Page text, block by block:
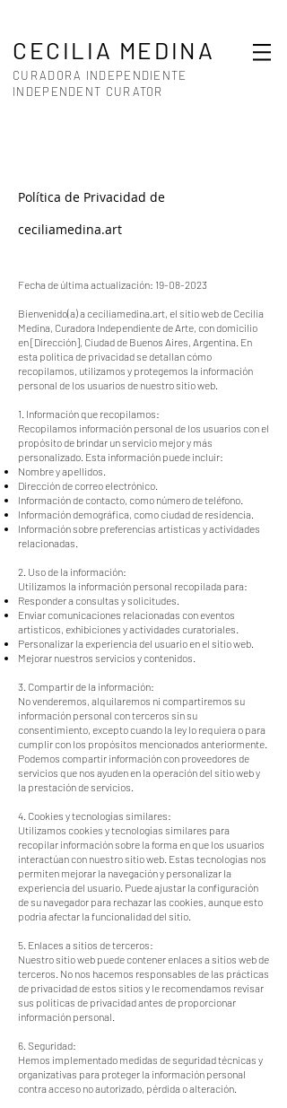
CECILIA MEDINA
CURADORA INDEPENDIENTE
INDEPENDENT CURATOR
Política de Privacidad de
ceciliamedina.art
Fecha de última actualización: 19-08-2023
Bienvenido(a) a ceciliamedina.art, el sitio web de Cecilia
Medina, Curadora Independiente de Arte, con domicilio
en [Dirección], Ciudad de Buenos Aires, Argentina. En
esta política de privacidad se detallan cómo
recopilamos, utilizamos y protegemos la información
personal de los usuarios de nuestro sitio web.
1. Información que recopilamos:
Recopilamos información personal de los usuarios con el
propósito de brindar un servicio mejor y más
personalizado. Esta información puede incluir:
Nombre y apellidos.
Dirección de correo electrónico.
Información de contacto, como número de teléfono.
Información demográfica, como ciudad de residencia.
Información sobre preferencias artísticas y actividades
relacionadas.
2. Uso de la información:
Utilizamos la información personal recopilada para:
Responder a consultas y solicitudes.
Enviar comunicaciones relacionadas con eventos
artísticos, exhibiciones y actividades curatoriales.
Personalizar la experiencia del usuario en el sitio web.
Mejorar nuestros servicios y contenidos.
3. Compartir de la información:
No venderemos, alquilaremos ni compartiremos su
información personal con terceros sin su
consentimiento, excepto cuando la ley lo requiera o para
cumplir con los propósitos mencionados anteriormente.
Podemos compartir información con proveedores de
servicios que nos ayuden en la operación del sitio web y
la prestación de servicios.
4. Cookies y tecnologías similares:
Utilizamos cookies y tecnologías similares para
recopilar información sobre la forma en que los usuarios
interactúan con nuestro sitio web. Estas tecnologías nos
permiten mejorar la navegación y personalizar la
experiencia del usuario. Puede ajustar la configuración
de su navegador para rechazar las cookies, aunque esto
podría afectar la funcionalidad del sitio.
5. Enlaces a sitios de terceros:
Nuestro sitio web puede contener enlaces a sitios web de
terceros. No nos hacemos responsables de las prácticas
de privacidad de estos sitios y le recomendamos revisar
sus políticas de privacidad antes de proporcionar
información personal.
6. Seguridad:
Hemos implementado medidas de seguridad técnicas y
organizativas para proteger la información personal
contra acceso no autorizado, pérdida o alteración.